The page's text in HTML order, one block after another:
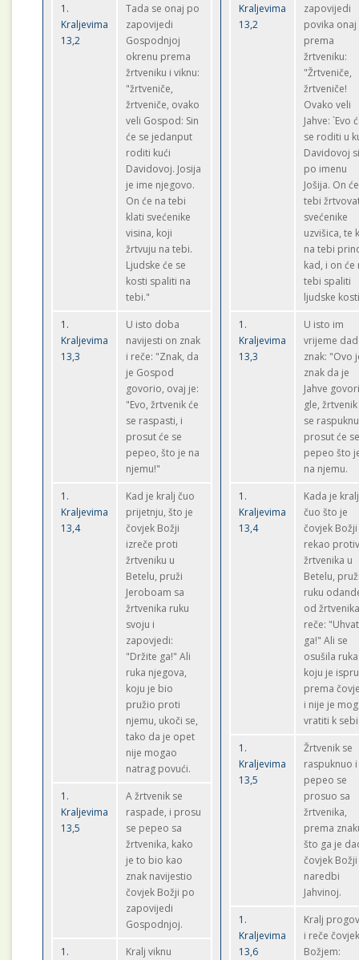
1.
Kraljevima
13,2
Tada se onaj po
zapovijedi
Gospodnjoj
okrenu prema
žrtveniku i viknu:
"žrtveniče,
žrtveniče, ovako
veli Gospod: Sin
će se jedanput
roditi kući
Davidovoj. Josija
je ime njegovo.
On će na tebi
klati svećenike
visina, koji
žrtvuju na tebi.
Ljudske će se
kosti spaliti na
tebi."
1.
Kraljevima
13,3
U isto doba
navijesti on znak
i reče: "Znak, da
je Gospod
govorio, ovaj je:
"Evo, žrtvenik će
se raspasti, i
prosut će se
pepeo, što je na
njemu!"
1.
Kraljevima
13,4
Kad je kralj čuo
prijetnju, što je
čovjek Božji
izreče proti
žrtveniku u
Betelu, pruži
Jeroboam sa
žrtvenika ruku
svoju i
zapovjedi:
"Držite ga!" Ali
ruka njegova,
koju je bio
pružio proti
njemu, ukoči se,
tako da je opet
nije mogao
natrag povući.
1.
Kraljevima
13,5
A žrtvenik se
raspade, i prosu
se pepeo sa
žrtvenika, kako
je to bio kao
znak navijestio
čovjek Božji po
zapovijedi
Gospodnjoj.
1.
Kralj viknu
Kraljevima
13,2
zapovijedi
povika onaj
prema
žrtveniku:
"Žrtveniče,
žrtveniče!
Ovako veli
Jahve: `Evo
se roditi u
Davidovoj
po imenu
Jošija. On
tebi
svećenike
uzvišica, te
na tebi
kad, i on će
tebi spaliti
ljudske
1.
Kraljevima
13,3
U isto im
vrijeme
znak: "Ovo
znak da je
Jahve
gle,
se
prosut će
pepeo što
na njemu.
1.
Kraljevima
13,4
Kada je kralj
čuo što je
čovjek Božji
rekao
žrtvenika u
Betelu,
ruku
od
reče:
ga!" Ali se
osušila ruka
koju je
prema
i nije je
vratiti k
1.
Kraljevima
13,5
Žrtvenik se
raspuknuo i
pepeo se
prosuo sa
žrtvenika,
prema
što ga je
čovjek
naredbi
Jahvinoj.
1.
Kraljevima
13,6
Kralj
i reče
Božjem: